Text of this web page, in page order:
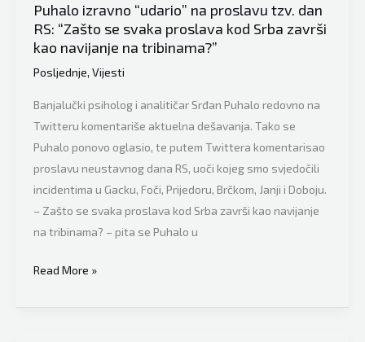
dio
našeg
svi
ti
lijekovi
koje
koristimo
da
podnijeli
BiH”
Puhalo izravno “udario” na proslavu tzv. dan
RS: “Zašto se svaka proslava kod Srba završi
kao navijanje na tribinama?”
Posljednje, Vijesti
Banjalučki psiholog i analitičar Srđan Puhalo redovno na
Twitteru komentariše aktuelna dešavanja. Tako se
Puhalo ponovo oglasio, te putem Twittera komentarisao
proslavu neustavnog dana RS, uoči kojeg smo svjedočili
incidentima u Gacku, Foči, Prijedoru, Brčkom, Janji i Doboju.
– Zašto se svaka proslava kod Srba završi kao navijanje
na tribinama? – pita se Puhalo u
Puhalo
“udario”
Read More »